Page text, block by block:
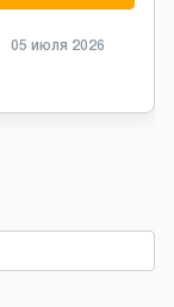
05 июля 2026